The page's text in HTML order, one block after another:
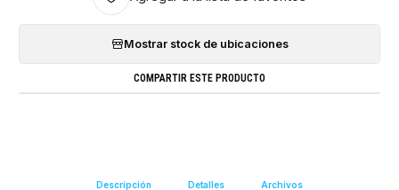
Mostrar stock de ubicaciones
COMPARTIR ESTE PRODUCTO
Descripción Detalles Archivos